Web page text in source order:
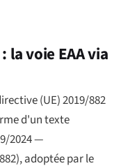
la voie EAA via
(UE) 2019/882
d'un texte
2024 —
), adoptée par le